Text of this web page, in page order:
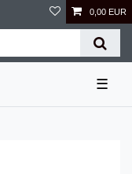
0,00 EUR
☰